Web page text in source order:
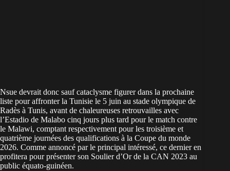
Nsue devrait donc sauf cataclysme figurer dans la prochaine
liste pour affronter la Tunisie le 5 juin au stade olympique de
Radès à Tunis, avant de chaleureuses retrouvailles avec
l’Estadio de Malabo cinq jours plus tard pour le match contre
le Malawi, comptant respectivement pour les troisième et
quatrième journées des qualifications à la Coupe du monde
2026. Comme annoncé par le principal intéressé, ce dernier en
profitera pour présenter son Soulier d’Or de la CAN 2023 au
public équato-guinéen.